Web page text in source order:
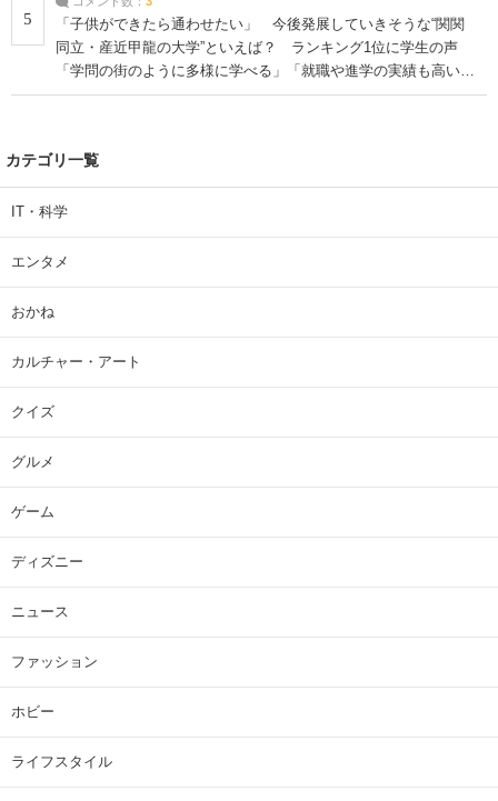
5
「子供ができたら通わせたい」 今後発展していきそうな“関関
同立・産近甲龍の大学”といえば？ ランキング1位に学生の声
「学問の街のように多様に学べる」「就職や進学の実績も高い」
| 大学 ねとらぼリサーチ
カテゴリ一覧
IT・科学
エンタメ
おかね
カルチャー・アート
クイズ
グルメ
ゲーム
ディズニー
ニュース
ファッション
ホビー
ライフスタイル